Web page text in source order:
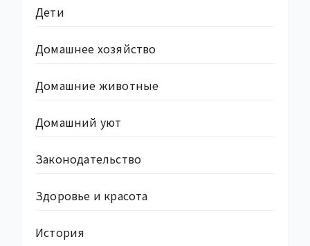
Дети
Домашнее хозяйство
Домашние животные
Домашний уют
Законодательство
Здоровье и красота
История